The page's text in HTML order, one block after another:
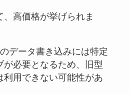
、高価格が挙げられま
データ書き込みには特定
が必要となるため、旧型
利用できない可能性があ